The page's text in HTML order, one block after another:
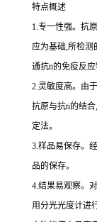
特点概述
1.专一性强。抗
应为基础,所检测
通抗ti的免疫反应
2.灵敏度高。由
抗原与抗ti的结
定法。
3.样品易保存。
品的保存。
4.结果易观察。
用分光光度计进